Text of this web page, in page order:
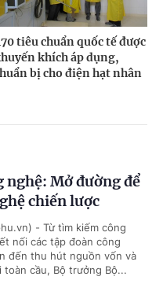
tiêu chuẩn quốc tế được
khích áp dụng,
bị cho điện hạt nhân
nghệ: Mở đường để
chiến lược
- Từ tìm kiếm công
nối các tập đoàn công
đến thu hút nguồn vốn và
toàn cầu, Bộ trưởng Bộ...